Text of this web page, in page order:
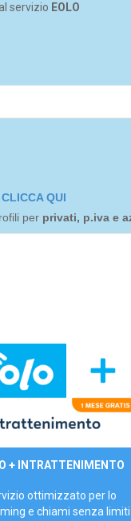
servizio EOLO
QUI
per privati, p.iva e
mese
+ INTRATTENIMENTO
ottimizzato per lo
e chiami senza limiti